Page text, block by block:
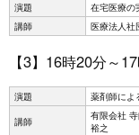
演題
在宅医療の
講師
医療法人
【3】16時20分～
演題
薬剤師によ
講師
有限会社
裕之